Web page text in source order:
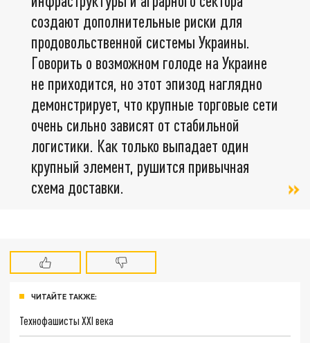
создают дополнительные риски для
продовольственной системы Украины.
Говорить о возможном голоде на Украине
не приходится, но этот эпизод наглядно
демонстрирует, что крупные торговые сети
очень сильно зависят от стабильной
логистики. Как только выпадает один
крупный элемент, рушится привычная
схема доставки.
ЧИТАЙТЕ ТАКЖЕ:
Технофашисты XXI века